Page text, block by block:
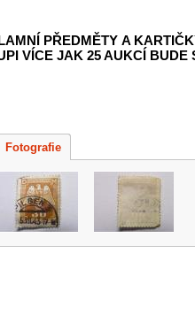
PŘEDMĚTY A
VÍCE JAK 25 AUKCÍ BUDE
Fotografie